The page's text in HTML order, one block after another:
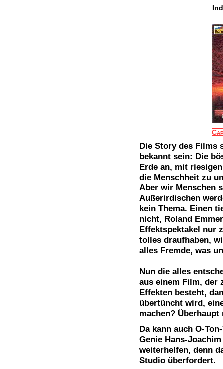
Die Story des Films
bekannt sein: Die
Erde an, mit
die Menschheit zu
Aber wir Menschen
Außerirdischen
kein Thema. Einen
nicht, Roland
Effektspektakel nur
tolles draufhaben,
alles Fremde, was
Nun die alles
aus einem Film, der
Effekten besteht,
übertüncht wird,
machen?
Da kann auch O-
Genie Hans-
weiterhelfen, denn
Studio überfordert.